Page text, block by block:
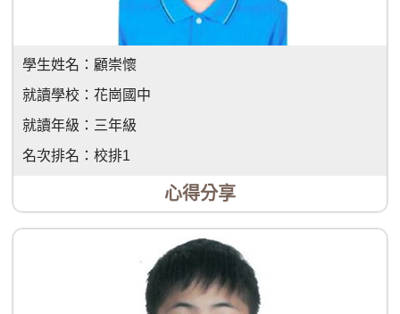
學生姓名： 顧崇懷
就讀學校： 花崗國中
就讀年級： 三年級
名次排名： 校排1
心得分享